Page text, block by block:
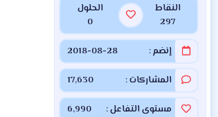
النقاط
297
الحلول
0
إنضم 2018-08-28
المشاركات 17,630
مستوى التفاعل 6,990